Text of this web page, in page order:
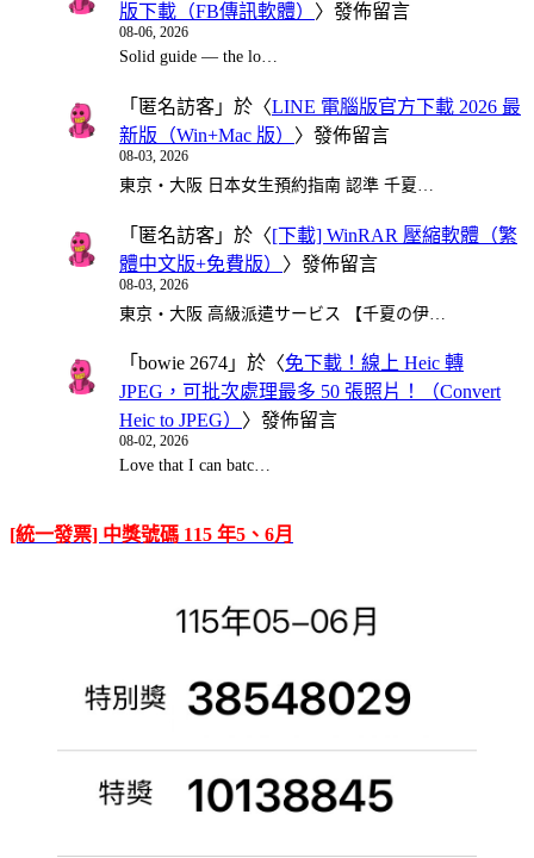
版下載（FB傳訊軟體） 〉發佈留言
08-06, 2026
Solid guide — the lo…
「 匿名訪客 」於〈LINE 電腦版官方下載 2026 最
新版（Win+Mac 版） 〉發佈留言
08-03, 2026
東京・大阪 日本女生預約指南 認準 千夏…
「 匿名訪客 」於〈[下載] WinRAR 壓縮軟體（繁
體中文版+免費版） 〉發佈留言
08-03, 2026
東京・大阪 高級派遣サービス 【千夏の伊…
「 bowie 2674 」於〈免下載！線上 Heic 轉
JPEG，可批次處理最多 50 張照片！（Convert
Heic to JPEG） 〉發佈留言
08-02, 2026
Love that I can batc…
[統一發票] 中獎號碼 115 年5、6月